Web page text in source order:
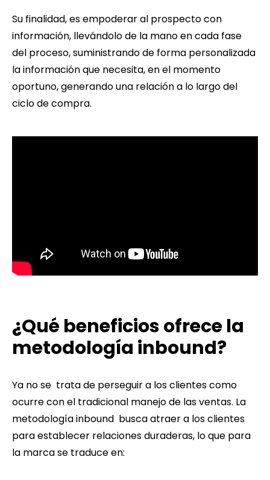
Su finalidad, es empoderar al prospecto con
información, llevándolo de la mano en cada fase
del proceso, suministrando de forma personalizada
la información que necesita, en el momento
oportuno, generando una relación a lo largo del
ciclo de compra.
¿Qué beneficios ofrece la
metodología inbound?
Ya no se trata de perseguir a los clientes como
ocurre con el tradicional manejo de las ventas. La
metodología inbound busca atraer a los clientes
para establecer relaciones duraderas, lo que para
la marca se traduce en: